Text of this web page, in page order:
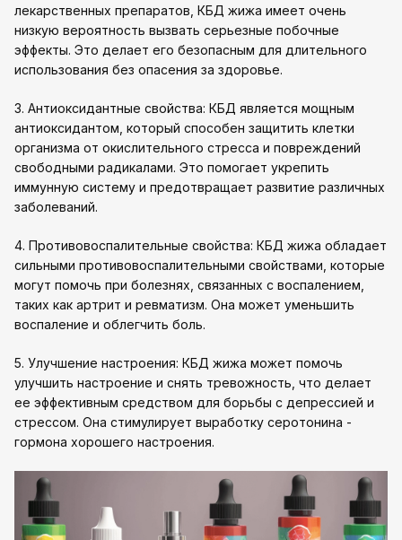
лекарственных препаратов, КБД жижа имеет очень
низкую вероятность вызвать серьезные побочные
эффекты. Это делает его безопасным для длительного
использования без опасения за здоровье.
3. Антиоксидантные свойства: КБД является мощным
антиоксидантом, который способен защитить клетки
организма от окислительного стресса и повреждений
свободными радикалами. Это помогает укрепить
иммунную систему и предотвращает развитие различных
заболеваний.
4. Противовоспалительные свойства: КБД жижа обладает
сильными противовоспалительными свойствами, которые
могут помочь при болезнях, связанных с воспалением,
таких как артрит и ревматизм. Она может уменьшить
воспаление и облегчить боль.
5. Улучшение настроения: КБД жижа может помочь
улучшить настроение и снять тревожность, что делает
ее эффективным средством для борьбы с депрессией и
стрессом. Она стимулирует выработку серотонина -
гормона хорошего настроения.